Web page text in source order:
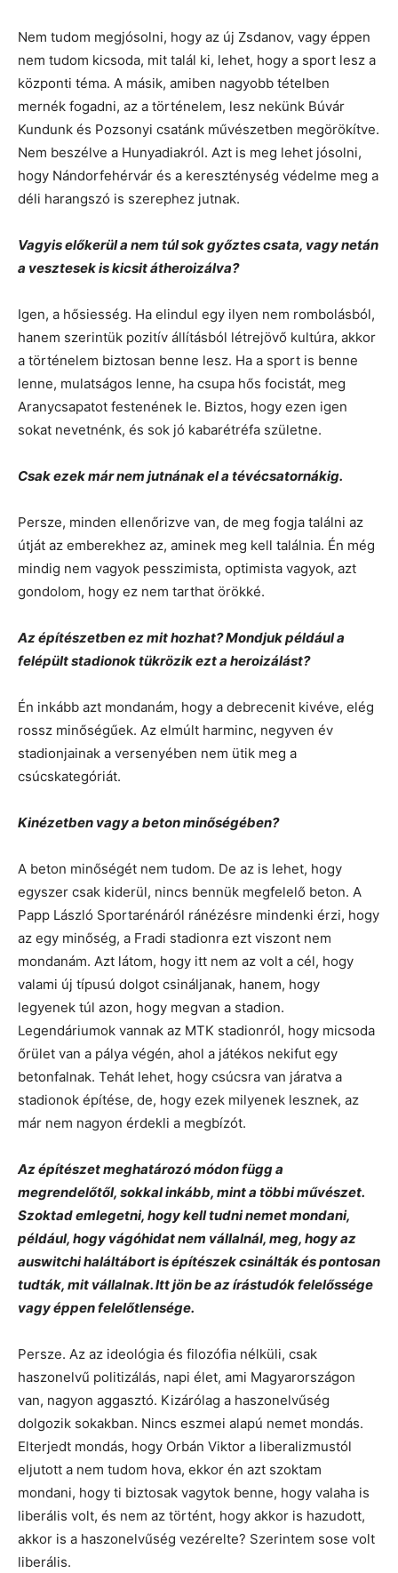
Nem tudom megjósolni, hogy az új Zsdanov, vagy éppen
nem tudom kicsoda, mit talál ki, lehet, hogy a sport lesz a
központi téma. A másik, amiben nagyobb tételben
mernék fogadni, az a történelem, lesz nekünk Búvár
Kundunk és Pozsonyi csatánk művészetben megörökítve.
Nem beszélve a Hunyadiakról. Azt is meg lehet jósolni,
hogy Nándorfehérvár és a kereszténység védelme meg a
déli harangszó is szerephez jutnak.
Vagyis előkerül a nem túl sok győztes csata, vagy netán
a vesztesek is kicsit átheroizálva?
Igen, a hősiesség. Ha elindul egy ilyen nem rombolásból,
hanem szerintük pozitív állításból létrejövő kultúra, akkor
a történelem biztosan benne lesz. Ha a sport is benne
lenne, mulatságos lenne, ha csupa hős focistát, meg
Aranycsapatot festenének le. Biztos, hogy ezen igen
sokat nevetnénk, és sok jó kabarétréfa születne.
Csak ezek már nem jutnának el a tévécsatornákig.
Persze, minden ellenőrizve van, de meg fogja találni az
útját az emberekhez az, aminek meg kell találnia. Én még
mindig nem vagyok pesszimista, optimista vagyok, azt
gondolom, hogy ez nem tarthat örökké.
Az építészetben ez mit hozhat? Mondjuk például a
felépült stadionok tükrözik ezt a heroizálást?
Én inkább azt mondanám, hogy a debrecenit kivéve, elég
rossz minőségűek. Az elmúlt harminc, negyven év
stadionjainak a versenyében nem ütik meg a
csúcskategóriát.
Kinézetben vagy a beton minőségében?
A beton minőségét nem tudom. De az is lehet, hogy
egyszer csak kiderül, nincs bennük megfelelő beton. A
Papp László Sportarénáról ránézésre mindenki érzi, hogy
az egy minőség, a Fradi stadionra ezt viszont nem
mondanám. Azt látom, hogy itt nem az volt a cél, hogy
valami új típusú dolgot csináljanak, hanem, hogy
legyenek túl azon, hogy megvan a stadion.
Legendáriumok vannak az MTK stadionról, hogy micsoda
őrület van a pálya végén, ahol a játékos nekifut egy
betonfalnak. Tehát lehet, hogy csúcsra van járatva a
stadionok építése, de, hogy ezek milyenek lesznek, az
már nem nagyon érdekli a megbízót.
Az építészet meghatározó módon függ a
megrendelőtől, sokkal inkább, mint a többi művészet.
Szoktad emlegetni, hogy kell tudni nemet mondani,
például, hogy vágóhidat nem vállalnál, meg, hogy az
auswitchi haláltábort is építészek csinálták és pontosan
tudták, mit vállalnak. Itt jön be az írástudók felelőssége
vagy éppen felelőtlensége.
Persze. Az az ideológia és filozófia nélküli, csak
haszonelvű politizálás, napi élet, ami Magyarországon
van, nagyon aggasztó. Kizárólag a haszonelvűség
dolgozik sokakban. Nincs eszmei alapú nemet mondás.
Elterjedt mondás, hogy Orbán Viktor a liberalizmustól
eljutott a nem tudom hova, ekkor én azt szoktam
mondani, hogy ti biztosak vagytok benne, hogy valaha is
liberális volt, és nem az történt, hogy akkor is hazudott,
akkor is a haszonelvűség vezérelte? Szerintem sose volt
liberális.